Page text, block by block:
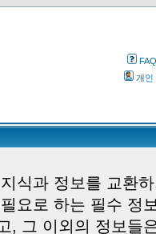
FAQ
개인
식과 정보를 교환
요로 하는 필수 정
, 그 이외의 정보들